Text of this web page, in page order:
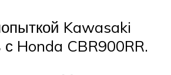
Kawasaki
с Honda CBR900RR.